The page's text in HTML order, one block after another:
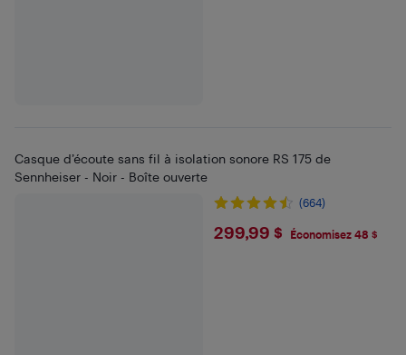
Casque d’écoute sans fil à isolation sonore RS 175 de
Sennheiser - Noir - Boîte ouverte
(664)
$299.99
299,99 $ Économisez 48 $